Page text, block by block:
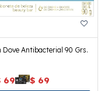
Dove Antibacterial 90 Grs.
69 $ 69